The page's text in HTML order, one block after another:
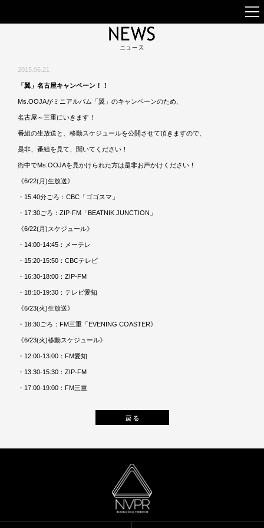
2015.06.21
「翼」名古屋キャンペーン！！
Ms.OOJAがミニアルバム「翼」のキャンペーンのため、
名古屋～三重にいきます！
番組の生放送と、移動スケジュールを公開させて頂きますので、
是非、番組を見て、聞いてください！
街中でMs.OOJAを見かけられた方は是非お声かけください！
《6/22(月)生放送》
・15:40分ごろ：CBC「ゴゴスマ」
・17:30ごろ：ZIP-FM「BEATNIK JUNCTION」
《6/22(月)スケジュール》
・14:00-14:45：メーテレ
・15:20-15:50：CBCテレビ
・16:30-18:00：ZIP-FM
・18:10-19:30：テレビ愛知
《6/23(火)生放送》
・18:30ごろ：FM三重「EVENING COASTER》
《6/23(火)移動スケジュール》
・12:00-13:00：FM愛知
・13:30-15:30：ZIP-FM
・17:00-19:00：FM三重